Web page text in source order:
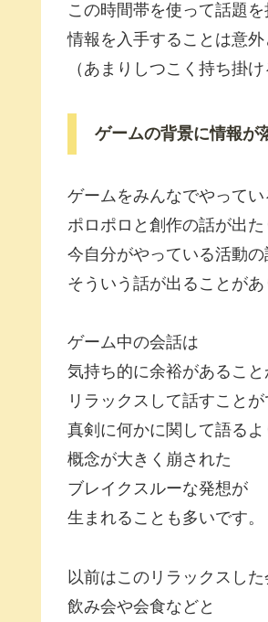
この時間帯を使って話題
情報を入手することは意外
（あまりしつこく持ち掛
ゲームの背景に情報が
ゲームをみんなでやってい
ポロポロと創作の話が出
今自分がやっている活動
そういう話が出ることがあ
ゲーム中の会話は
気持ち的に余裕があること
リラックスして話すこと
真剣に何かに関して語るよ
概念が大きく崩された
ブレイクスルーな発想が
生まれることも多いです。
以前はこのリラックスし
飲み会や会食などと